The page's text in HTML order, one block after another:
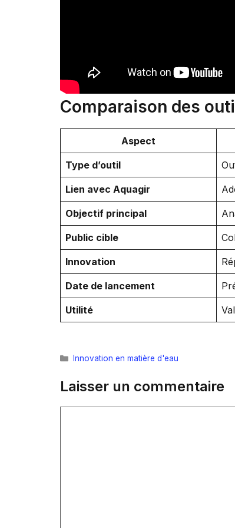
Comparaison des
Aspect
Type d’outil
Lien avec Aquagir
Objectif principal
Public cible
Innovation
Date de lancement
Utilité
Catégories
Innovation en matière d'eau
Laisser un commentaire